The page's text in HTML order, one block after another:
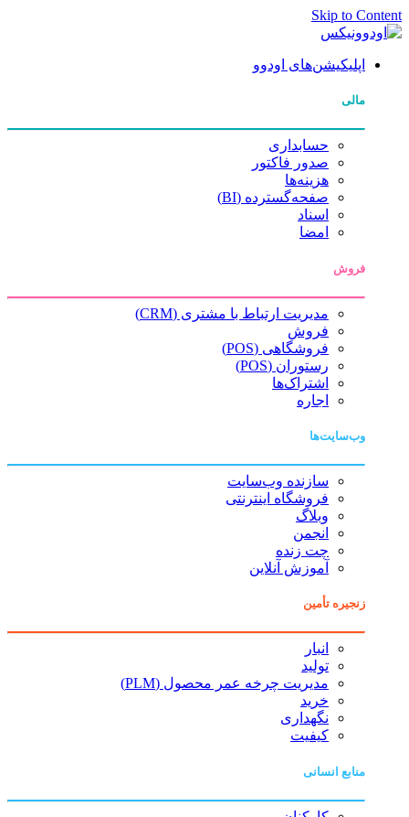
Skip to Content
اپلیکیشن‌های اودوو
مالی
حسابداری
صدور فاکتور
هزینه‌ها
صفحه‌گسترده (BI)
اسناد
امضا
فروش
مدیریت ارتباط با مشتری (CRM)
فروش
فروشگاهی (POS)
رستوران (POS)
اشتراک‌ها
اجاره
وب‌سایت‌ها
سازنده وب‌سایت
فروشگاه اینترنتی
وبلاگ
انجمن
چت زنده
آموزش آنلاین
زنجیره تأمین
انبار
تولید
مدیریت چرخه عمر محصول (PLM)
خرید
نگهداری
کیفیت
منابع انسانی